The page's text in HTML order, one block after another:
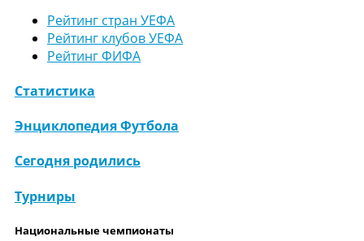
Рейтинг стран УЕФА
Рейтинг клубов УЕФА
Рейтинг ФИФА
Статистика
Энциклопедия Футбола
Сегодня родились
Турниры
Национальные чемпионаты